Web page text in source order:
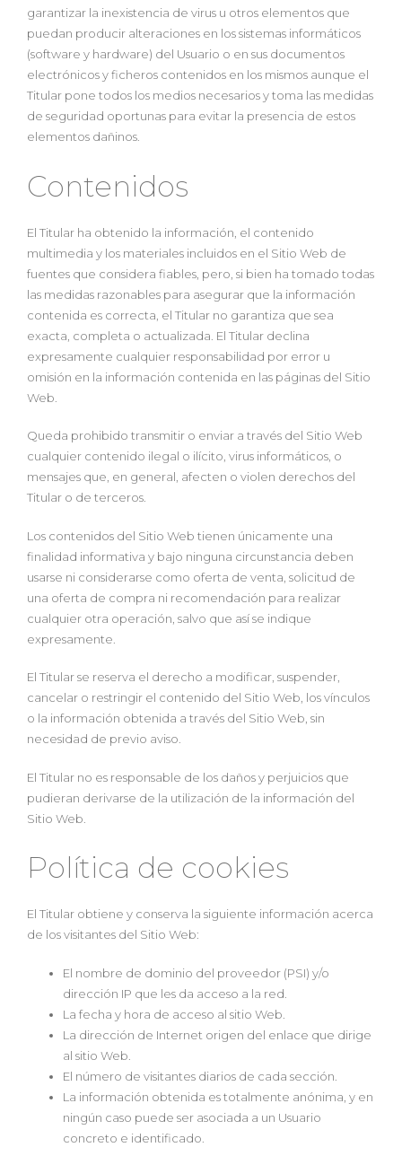
garantizar la inexistencia de virus u otros elementos que
puedan producir alteraciones en los sistemas informáticos
(software y hardware) del Usuario o en sus documentos
electrónicos y ficheros contenidos en los mismos aunque el
Titular pone todos los medios necesarios y toma las medidas
de seguridad oportunas para evitar la presencia de estos
elementos dañinos.
Contenidos
El Titular ha obtenido la información, el contenido
multimedia y los materiales incluidos en el Sitio Web de
fuentes que considera fiables, pero, si bien ha tomado todas
las medidas razonables para asegurar que la información
contenida es correcta, el Titular no garantiza que sea
exacta, completa o actualizada. El Titular declina
expresamente cualquier responsabilidad por error u
omisión en la información contenida en las páginas del Sitio
Web.
Queda prohibido transmitir o enviar a través del Sitio Web
cualquier contenido ilegal o ilícito, virus informáticos, o
mensajes que, en general, afecten o violen derechos del
Titular o de terceros.
Los contenidos del Sitio Web tienen únicamente una
finalidad informativa y bajo ninguna circunstancia deben
usarse ni considerarse como oferta de venta, solicitud de
una oferta de compra ni recomendación para realizar
cualquier otra operación, salvo que así se indique
expresamente.
El Titular se reserva el derecho a modificar, suspender,
cancelar o restringir el contenido del Sitio Web, los vínculos
o la información obtenida a través del Sitio Web, sin
necesidad de previo aviso.
El Titular no es responsable de los daños y perjuicios que
pudieran derivarse de la utilización de la información del
Sitio Web.
Política de cookies
El Titular obtiene y conserva la siguiente información acerca
de los visitantes del Sitio Web:
El nombre de dominio del proveedor (PSI) y/o
dirección IP que les da acceso a la red.
La fecha y hora de acceso al sitio Web.
La dirección de Internet origen del enlace que dirige
al sitio Web.
El número de visitantes diarios de cada sección.
La información obtenida es totalmente anónima, y en
ningún caso puede ser asociada a un Usuario
concreto e identificado.